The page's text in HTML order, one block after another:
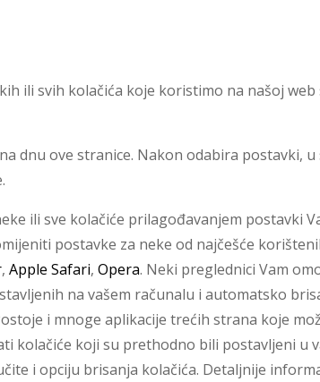
ili svih kolačića koje koristimo na našoj
dnu ove stranice. Nakon odabira postavki,
ili sve kolačiće prilagođavanjem postavki
postavke za neke od najčešće
,Apple Safari,Opera. Neki preglednici Vam
na vašem računalu i automatsko
i mnoge aplikacije trećih strana koje
kolačiće koji su prethodno bili postavljeni u
i opciju brisanja kolačića. Detaljnije